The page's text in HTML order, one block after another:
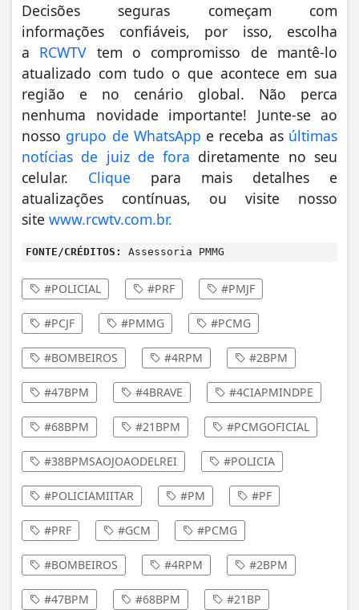
Decisões seguras começam com
informações confiáveis, por isso, escolha
a RCWTV tem o compromisso de mantê-lo
atualizado com tudo o que acontece em sua
região e no cenário global. Não perca
nenhuma novidade importante! Junte-se ao
nosso grupo de WhatsApp e receba as últimas
notícias de juiz de fora diretamente no seu
celular. Clique para mais detalhes e
atualizações contínuas, ou visite nosso
site www.rcwtv.com.br.
FONTE/CRÉDITOS: Assessoria PMMG
#POLICIAL #PRF #PMJF
#PCJF #PMMG #PCMG
#BOMBEIROS #4RPM #2BPM
#47BPM #4BRAVE #4CIAPMINDPE
#68BPM #21BPM #PCMGOFICIAL
#38BPMSAOJOAODELREI #POLICIA
#POLICIAMIITAR #PM #PF
#PRF #GCM #PCMG
#BOMBEIROS #4RPM #2BPM
#47BPM #68BPM #21BP